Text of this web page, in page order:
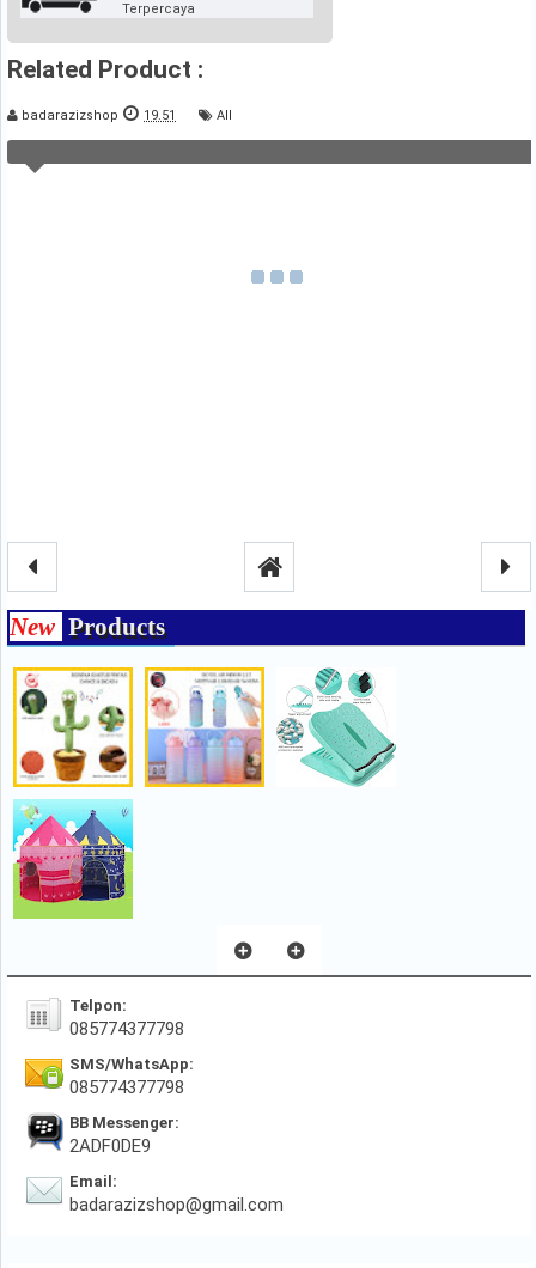
Terpercaya
Related Product :
badarazizshop 19.51 All
New Products
Telpon:
085774377798
SMS/WhatsApp:
085774377798
BB Messenger:
2ADF0DE9
Email:
badarazizshop@gmail.com